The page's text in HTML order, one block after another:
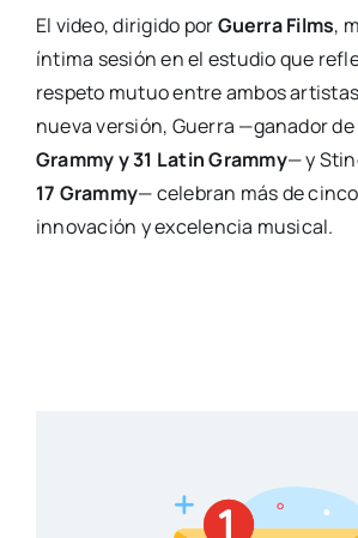
El video, dirigido porGuerra Films,
íntima sesión en el estudio que
respeto mutuo entre ambos
nueva versión, Guerra —ganador de
Grammy y 31 Latin Grammy— y
17 Grammy— celebran más de
innovación y excelencia musical.